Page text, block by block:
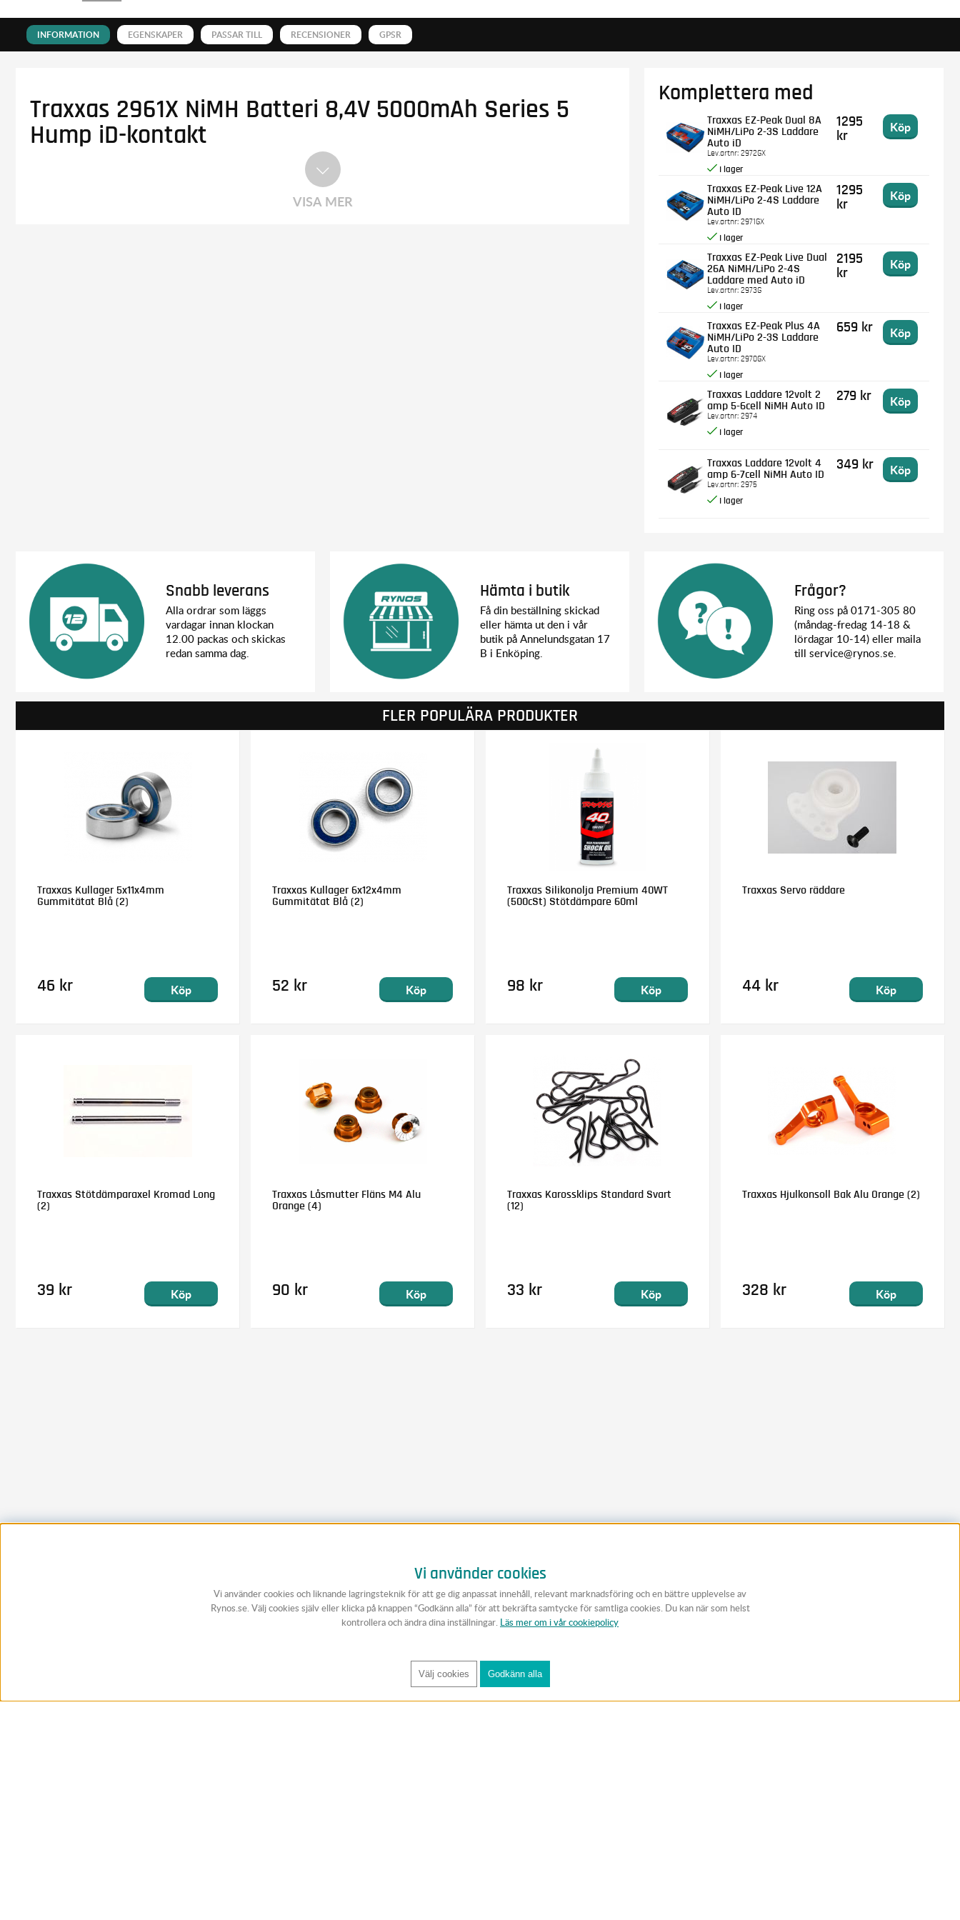
INFORMATION EGENSKAPER PASSAR TILL RECENSIONER GPSR
Traxxas 2961X NiMH Batteri 8,4V 5000mAh Series 5
Hump iD-kontakt
VISA MER
Komplettera med
Traxxas EZ-Peak Dual 8A
NiMH/LiPo 2-3S Laddare
Auto iD
Lev.artnr: 2972GX
1295
kr
Köp
Traxxas EZ-Peak Live 12A
NiMH/LiPo 2-4S Laddare
Auto ID
Lev.artnr: 2971GX
1295
kr
Köp
Traxxas EZ-Peak Live Dual
26A NiMH/LiPo 2-4S
Laddare med Auto iD
Lev.artnr: 2973G
2195
kr
Köp
Traxxas EZ-Peak Plus 4A
NiMH/LiPo 2-3S Laddare
Auto ID
Lev.artnr: 2970GX
659 kr Köp
Traxxas Laddare 12volt 2
amp 5-6cell NiMH Auto ID
Lev.artnr: 2974
279 kr Köp
Traxxas Laddare 12volt 4
amp 6-7cell NiMH Auto ID
Lev.artnr: 2975
349 kr Köp
Snabb leverans
Alla ordrar som läggs
vardagar innan klockan
12.00 packas och skickas
redan samma dag.
Hämta i butik
Få din beställning skickad
eller hämta ut den i vår
butik på Annelundsgatan 17
B i Enköping.
Frågor?
Ring oss på 0171-305 80
(måndag-fredag 14-18 &
lördagar 10-14) eller maila
till service@rynos.se.
FLER POPULÄRA PRODUKTER
Traxxas Kullager 5x11x4mm
Gummitätat Blå (2)
46 kr Köp
Traxxas Kullager 6x12x4mm
Gummitätat Blå (2)
52 kr Köp
Traxxas Silikonolja Premium 40WT
(500cSt) Stötdämpare 60ml
98 kr Köp
Traxxas Servo räddare
44 kr Köp
Traxxas Stötdämparaxel Kromad Long
(2)
39 kr Köp
Traxxas Låsmutter Fläns M4 Alu
Orange (4)
90 kr Köp
Traxxas Karossklips Standard Svart
(12)
33 kr Köp
Traxxas Hjulkonsoll Bak Alu Orange (2)
328 kr Köp
Vi använder cookies
Vi använder cookies och liknande lagringsteknik för att ge dig anpassat innehåll, relevant marknadsföring och en bättre upplevelse av
Rynos.se. Välj cookies själv eller klicka på knappen “Godkänn alla” för att bekräfta samtycke för samtliga cookies. Du kan när som helst
kontrollera och ändra dina inställningar. Läs mer om i vår cookiepolicy
Välj cookies Godkänn alla